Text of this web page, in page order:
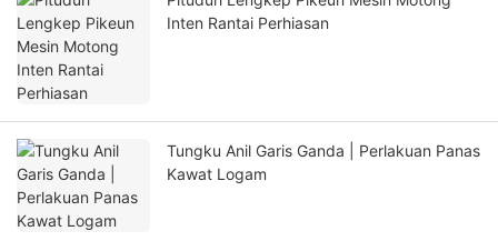
Inten Rantai Perhiasan
Tungku Anil Garis Ganda | Perlakuan Panas
Kawat Logam